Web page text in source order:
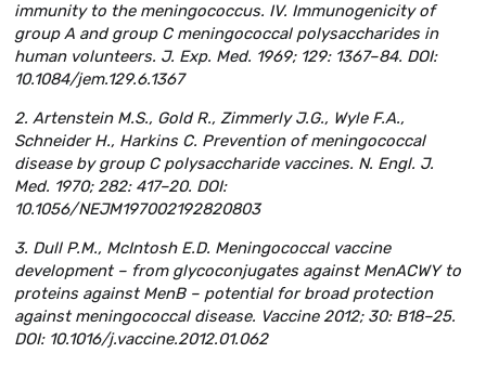
immunity to the meningococcus. IV. Immunogenicity of
group A and group C meningococcal polysaccharides in
human volunteers. J. Exp. Med. 1969; 129: 1367–84. DOI:
10.1084/jem.129.6.1367
2. Artenstein M.S., Gold R., Zimmerly J.G., Wyle F.A.,
Schneider H., Harkins С. Prevention of meningococcal
disease by group C polysaccharide vaccines. N. Engl. J.
Med. 1970; 282: 417–20. DOI:
10.1056/NEJM197002192820803
3. Dull P.M., McIntosh E.D. Meningococcal vaccine
development – from glycoconjugates against MenACWY to
proteins against MenB – potential for broad protection
against meningococcal disease. Vaccine 2012; 30: B18–25.
DOI: 10.1016/j.vaccine.2012.01.062